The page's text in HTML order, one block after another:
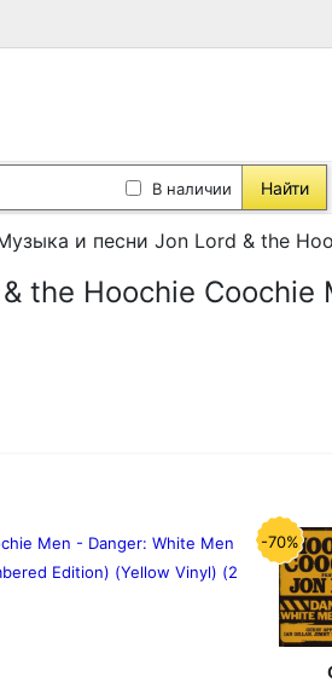
В наличии Найти
и песни Jon Lord & the
the Hoochie
Men - Danger: White Men
Edition) (Yellow Vinyl) (2
-70%